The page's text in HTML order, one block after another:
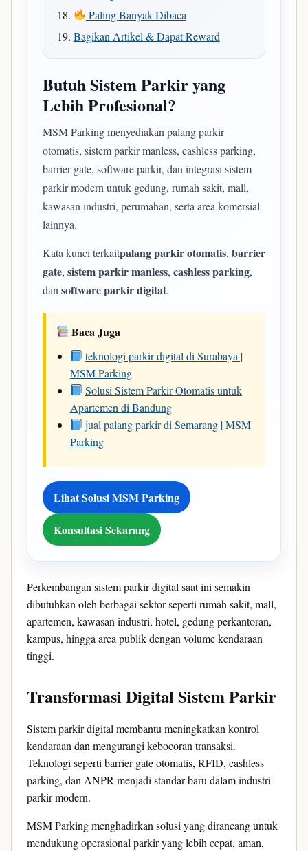
Paling Banyak Dibaca
Bagikan Artikel & Dapat Reward
Butuh Sistem Parkir yang
Lebih Profesional?
MSM Parking menyediakan palang parkir
otomatis, sistem parkir manless, cashless parking,
barrier gate, software parkir, dan integrasi sistem
parkir modern untuk gedung, rumah sakit, mall,
kawasan industri, perumahan, serta area komersial
lainnya.
Kata kunci terkaitpalang parkir otomatis, barrier
gate, sistem parkir manless, cashless parking,
dan software parkir digital.
Baca Juga
teknologi parkir digital di Surabaya |
MSM Parking
Solusi Sistem Parkir Otomatis untuk
Apartemen di Bandung
jual palang parkir di Semarang | MSM
Parking
Lihat Solusi MSM Parking
Konsultasi Sekarang
Perkembangan sistem parkir digital saat ini semakin
dibutuhkan oleh berbagai sektor seperti rumah sakit, mall,
apartemen, kawasan industri, hotel, gedung perkantoran,
kampus, hingga area publik dengan volume kendaraan
tinggi.
Transformasi Digital Sistem Parkir
Sistem parkir digital membantu meningkatkan kontrol
kendaraan dan mengurangi kebocoran transaksi.
Teknologi seperti barrier gate otomatis, RFID, cashless
parking, dan ANPR menjadi standar baru dalam industri
parkir modern.
MSM Parking menghadirkan solusi yang dirancang untuk
mendukung operasional parkir yang lebih cepat, aman,